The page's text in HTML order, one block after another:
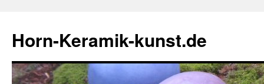
Horn-Keramik-kunst.de